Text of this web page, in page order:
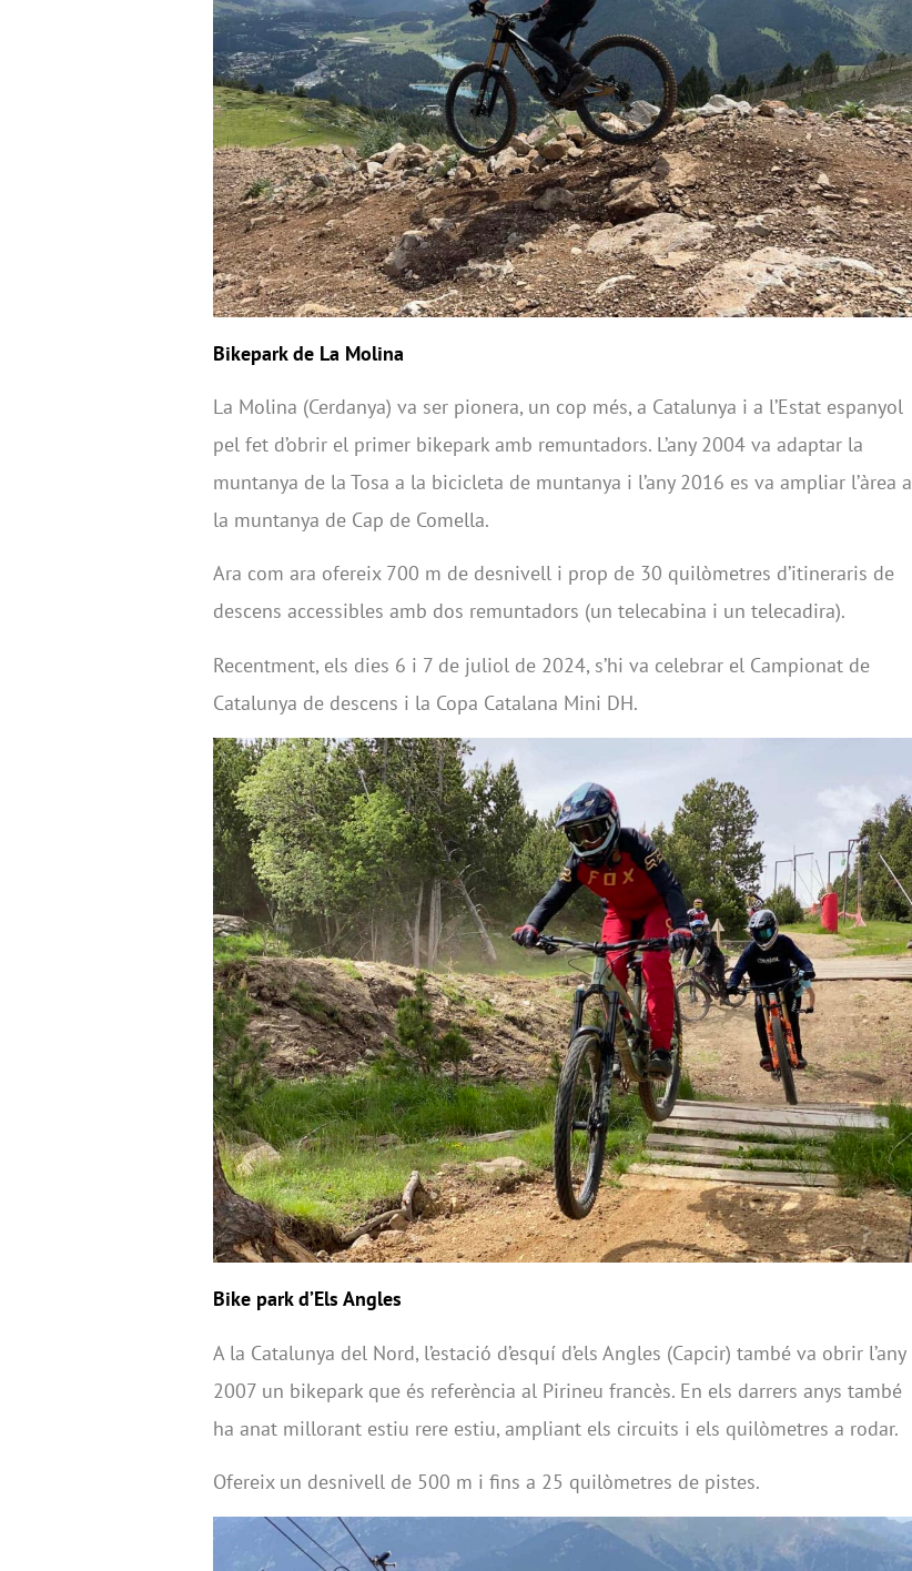
Bikepark de La Molina
La Molina (Cerdanya) va ser pionera, un cop més, a Catalunya i a l’Estat espanyol
pel fet d’obrir el primer bikepark amb remuntadors. L’any 2004 va adaptar la
muntanya de la Tosa a la bicicleta de muntanya i l’any 2016 es va ampliar l’àrea a
la muntanya de Cap de Comella.
Ara com ara ofereix 700 m de desnivell i prop de 30 quilòmetres d’itineraris de
descens accessibles amb dos remuntadors (un telecabina i un telecadira).
Recentment, els dies 6 i 7 de juliol de 2024, s’hi va celebrar el Campionat de
Catalunya de descens i la Copa Catalana Mini DH.
Bike park d’Els Angles
A la Catalunya del Nord, l’estació d’esquí d’els Angles (Capcir) també va obrir l’any
2007 un bikepark que és referència al Pirineu francès. En els darrers anys també
ha anat millorant estiu rere estiu, ampliant els circuits i els quilòmetres a rodar.
Ofereix un desnivell de 500 m i fins a 25 quilòmetres de pistes.